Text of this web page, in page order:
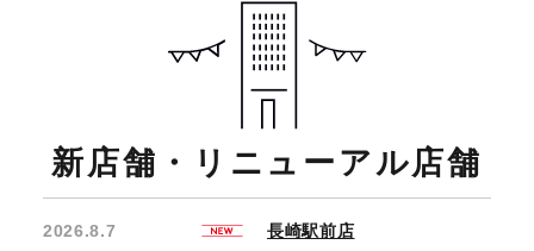
新店舗・リニューアル店舗
2026.8.7 長崎駅前店